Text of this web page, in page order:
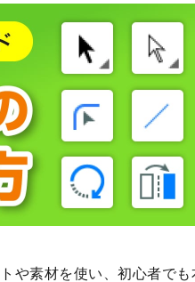
や素材を使い、初心者で